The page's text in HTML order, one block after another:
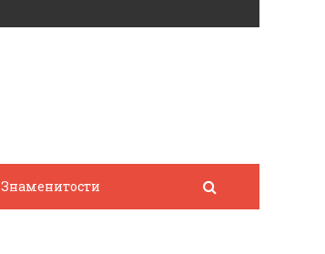
Знаменитости